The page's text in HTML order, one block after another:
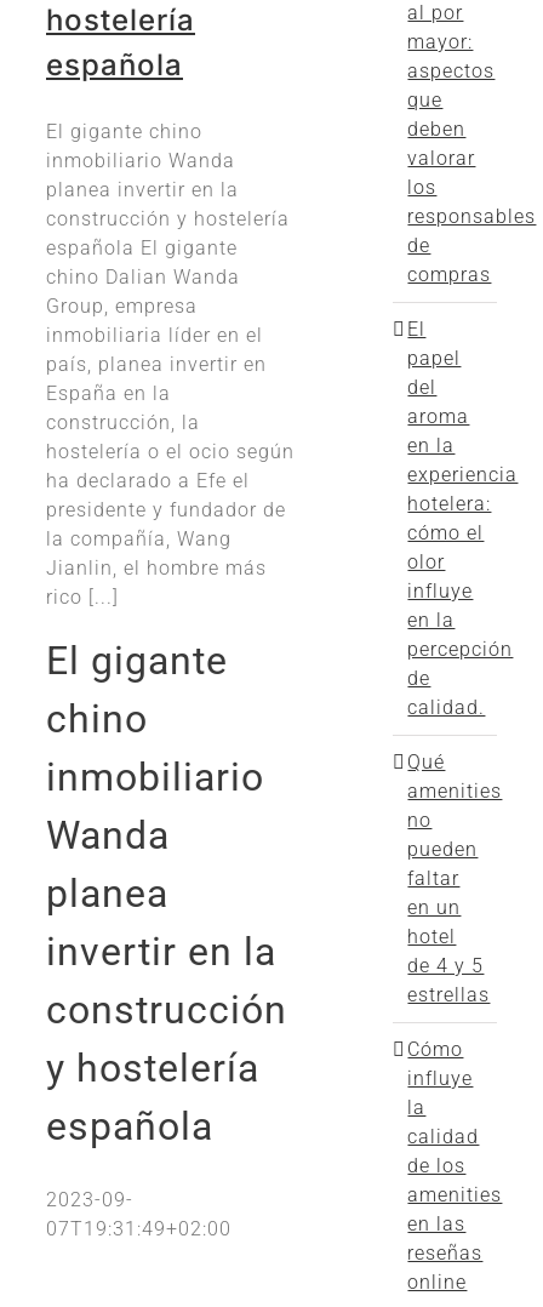
hostelería
española
El gigante chino
inmobiliario Wanda
planea invertir en la
construcción y hostelería
española El gigante
chino Dalian Wanda
Group, empresa
inmobiliaria líder en el
país, planea invertir en
España en la
construcción, la
hostelería o el ocio según
ha declarado a Efe el
presidente y fundador de
la compañía, Wang
Jianlin, el hombre más
rico [...]
El gigante
chino
inmobiliario
Wanda
planea
invertir en la
construcción
y hostelería
española
2023-09-
07T19:31:49+02:00
al por
mayor:
aspectos
que
deben
valorar
los
responsables
de
compras
El
papel
del
aroma
en la
experiencia
hotelera:
cómo el
olor
influye
en la
percepción
de
calidad.
Qué
amenities
no
pueden
faltar
en un
hotel
de 4 y 5
estrellas
Cómo
influye
la
calidad
de los
amenities
en las
reseñas
online